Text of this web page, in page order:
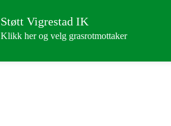
Støtt Vigrestad IK
Klikk her og velg grasrotmottaker